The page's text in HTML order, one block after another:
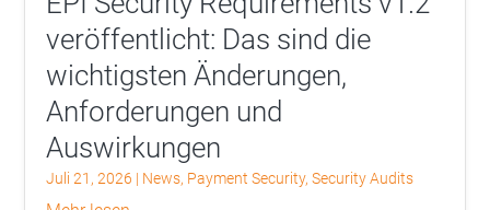
veröffentlicht: Das sind die
wichtigsten Änderungen,
Anforderungen und
Auswirkungen
Juli 21, 2026 | News, Payment Security,Security Audits